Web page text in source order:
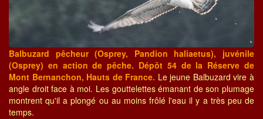
Balbuzard pêcheur (Osprey, Pandion haliaetus), juvénile
(Osprey) en action de pêche. Dépôt 54 de la Réserve de
Mont Bernanchon, Hauts de France. Le jeune Balbuzard vire à
angle droit face à moi. Les gouttelettes émanant de son plumage
montrent qu'il a plongé ou au moins frôlé l'eau il y a très peu de
temps.